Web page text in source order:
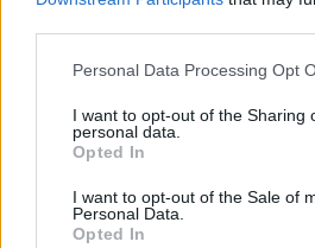
Please note that this website/app
not limited to your visit or usage
grant or deny consent to Google
use your data for below specified
consent section.
Personal Data Processing Opt
I want to opt-out of the Sharing
personal data.
Opted In
I want to opt-out of the Sale of
Personal Data.
Opted In